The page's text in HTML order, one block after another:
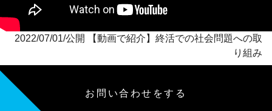
2022/07/01/公開 【動画で紹介】終活での社会問題への取
り組み
お問い合わせをする